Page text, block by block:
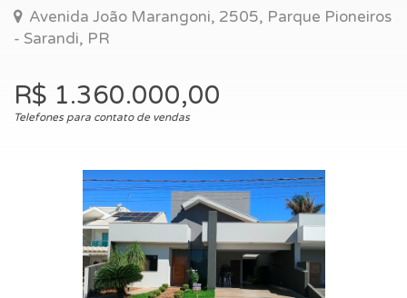
Avenida João Marangoni, 2505, Parque Pioneiros
- Sarandi, PR
R$ 1.360.000,00
Telefones para contato de vendas